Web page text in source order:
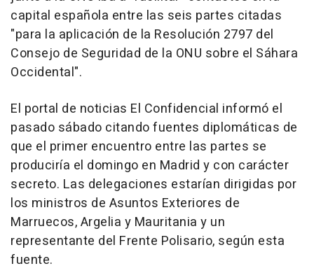
capital española entre las seis partes citadas
"para la aplicación de la Resolución 2797 del
Consejo de Seguridad de la ONU sobre el Sáhara
Occidental".
El portal de noticias El Confidencial informó el
pasado sábado citando fuentes diplomáticas de
que el primer encuentro entre las partes se
produciría el domingo en Madrid y con carácter
secreto. Las delegaciones estarían dirigidas por
los ministros de Asuntos Exteriores de
Marruecos, Argelia y Mauritania y un
representante del Frente Polisario, según esta
fuente.